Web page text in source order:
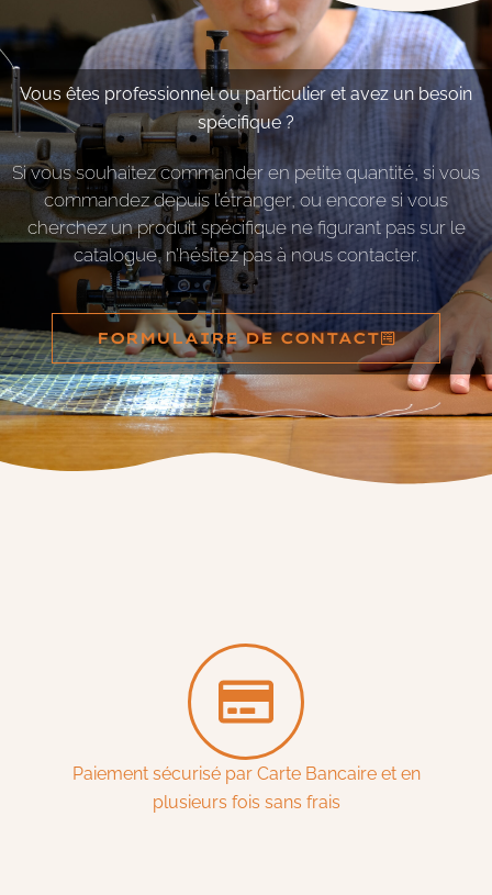
Vous êtes professionnel ou particulier et avez un besoin
spécifique ?
Si vous souhaitez commander en petite quantité, si vous
commandez depuis l’étranger, ou encore si vous
cherchez un produit spécifique ne figurant pas sur le
catalogue, n’hésitez pas à nous contacter.
FORMULAIRE DE CONTACT
Paiement sécurisé par Carte Bancaire et en
plusieurs fois sans frais